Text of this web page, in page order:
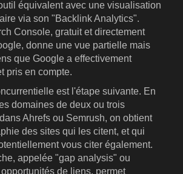
équivalent avec une visualisation
via son "Backlink Analytics".
Console, gratuit et directement
donne une vue partielle mais
que Google a effectivement
pris en compte.
est l'étape suivante. En
domaines de deux ou trois
Ahrefs ou Semrush, on obtient
des sites qui les citent, et qui
vous citer également.
appelée "gap analysis" ou
de liens, permet